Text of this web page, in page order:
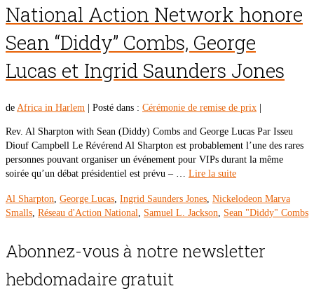
National Action Network honore
Sean “Diddy” Combs, George
Lucas et Ingrid Saunders Jones
de Africa in Harlem Posté dans : Cérémonie de remise de prix
Rev. Al Sharpton with Sean (Diddy) Combs and George Lucas Par Isseu
Diouf Campbell Le Révérend Al Sharpton est probablement l’une des rares
personnes pouvant organiser un événement pour VIPs durant la même
soirée qu’un débat présidentiel est prévu – … Lire la suite
Al Sharpton George Lucas Ingrid Saunders Jones Nickelodeon Marva
Smalls Réseau d'Action National Samuel L. Jackson Sean "Diddy" Combs
Abonnez-vous à notre newsletter
hebdomadaire gratuit